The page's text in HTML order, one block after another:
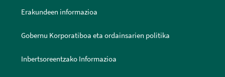
Erakundeen informazioa
Gobernu Korporatiboa eta ordainsarien politika
Inbertsoreentzako Informazioa